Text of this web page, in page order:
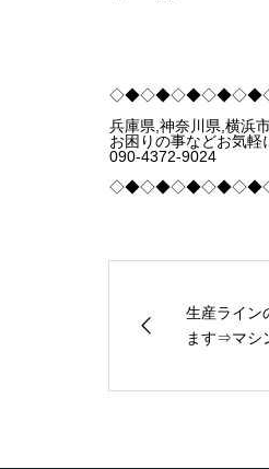
兵庫県,神奈川県,横浜
お困りの事などお気軽
090-4372-9024
生産ライン
ます⇒マシ